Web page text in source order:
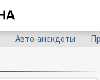
Авто-анекдоты